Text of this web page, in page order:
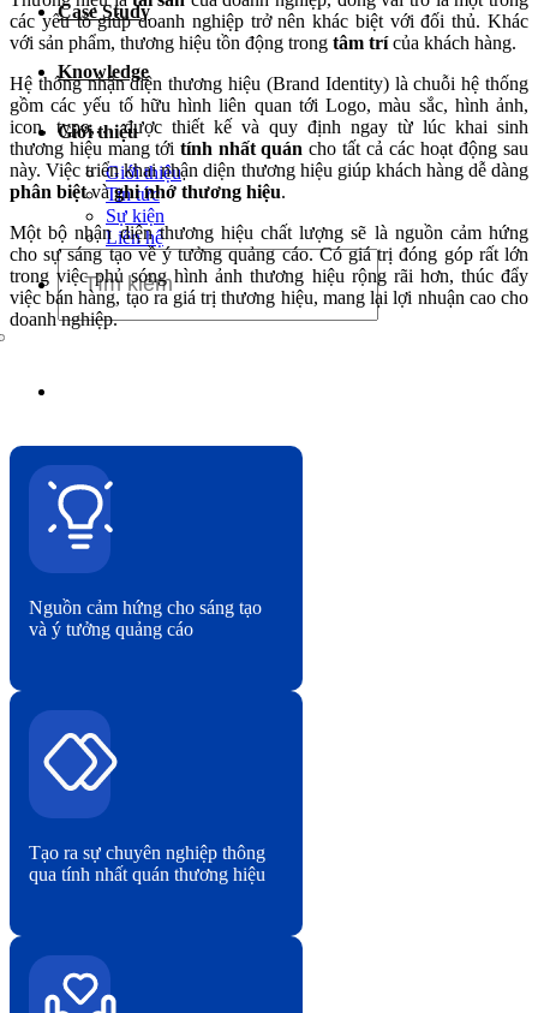
Dịch vụ chăm sóc website
Case Study
Knowledge
Giới thiệu
Giới thiệu
Tin tức
Sự kiện
Liên hệ
các yếu tố giúp doanh nghiệp trở nên khác biệt với đối thủ. Khác
với sản phẩm, thương hiệu tồn động trong tâm trícủa khách hàng.
Hệ thống nhận diện thương hiệu (Brand Identity) là chuỗi hệ thống
gồm các yếu tố hữu hình liên quan tới Logo, màu sắc, hình ảnh,
icon, typo,… được thiết kế và quy định ngay từ lúc khai sinh
thương hiệu mang tới tính nhất quán cho tất cả các hoạt động sau
này. Việc triển khai nhận diện thương hiệu giúp khách hàng dễ dàng
phân biệtvàghi nhớ thương hiệu.
Một bộ nhận diện thương hiệu chất lượng sẽ là nguồn cảm hứng
cho sự sáng tạo về ý tưởng quảng cáo. Có giá trị đóng góp rất lớn
trong việc phủ sóng hình ảnh thương hiệu rộng rãi hơn, thúc đẩy
việc bán hàng, tạo ra giá trị thương hiệu, mang lại lợi nhuận cao cho
doanh nghiệp.
Nguồn cảm hứng cho sáng tạo
và ý tưởng quảng cáo
Tạo ra sự chuyên nghiệp thông
qua tính nhất quán thương hiệu